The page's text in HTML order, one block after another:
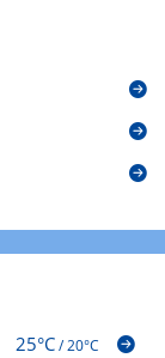
25°C/20°C